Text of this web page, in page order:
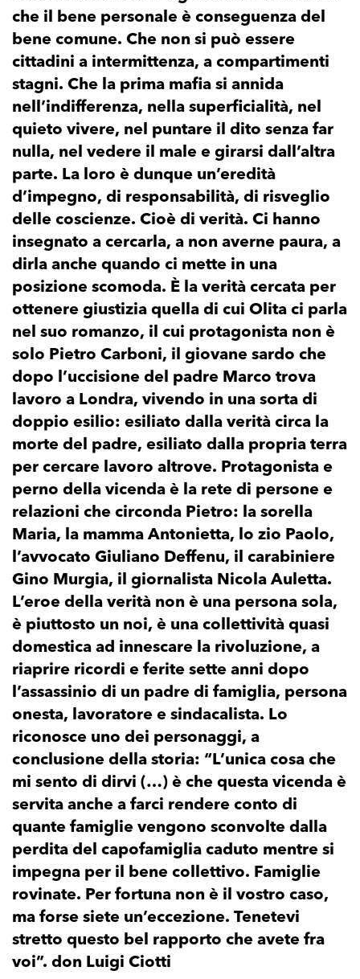
che il bene personale è conseguenza del
bene comune. Che non si può essere
cittadini a intermittenza, a compartimenti
stagni. Che la prima mafia si annida
nell’indifferenza, nella superficialità, nel
quieto vivere, nel puntare il dito senza far
nulla, nel vedere il male e girarsi dall’altra
parte. La loro è dunque un’eredità
d’impegno, di responsabilità, di risveglio
delle coscienze. Cioè di verità. Ci hanno
insegnato a cercarla, a non averne paura, a
dirla anche quando ci mette in una
posizione scomoda. È la verità cercata per
ottenere giustizia quella di cui Olita ci parla
nel suo romanzo, il cui protagonista non è
solo Pietro Carboni, il giovane sardo che
dopo l’uccisione del padre Marco trova
lavoro a Londra, vivendo in una sorta di
doppio esilio: esiliato dalla verità circa la
morte del padre, esiliato dalla propria terra
per cercare lavoro altrove. Protagonista e
perno della vicenda è la rete di persone e
relazioni che circonda Pietro: la sorella
Maria, la mamma Antonietta, lo zio Paolo,
l’avvocato Giuliano Deffenu, il carabiniere
Gino Murgia, il giornalista Nicola Auletta.
L’eroe della verità non è una persona sola,
è piuttosto un noi, è una collettività quasi
domestica ad innescare la rivoluzione, a
riaprire ricordi e ferite sette anni dopo
l’assassinio di un padre di famiglia, persona
onesta, lavoratore e sindacalista. Lo
riconosce uno dei personaggi, a
conclusione della storia: “L’unica cosa che
mi sento di dirvi (…) è che questa vicenda è
servita anche a farci rendere conto di
quante famiglie vengono sconvolte dalla
perdita del capofamiglia caduto mentre si
impegna per il bene collettivo. Famiglie
rovinate. Per fortuna non è il vostro caso,
ma forse siete un’eccezione. Tenetevi
stretto questo bel rapporto che avete fra
voi”. don Luigi Ciotti